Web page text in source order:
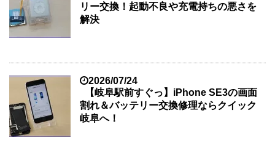
リー交換！起動不良や充電持ちの悪さを
解決
2026/07/24
【岐阜駅前すぐっ】iPhone SE3の画面
割れ＆バッテリー交換修理ならクイック
岐阜へ！